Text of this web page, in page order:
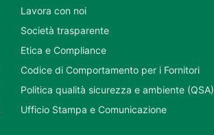
Lavora con noi
Società trasparente
Etica e Compliance
Codice di Comportamento per i Fornitori
Politica qualità sicurezza e ambiente (QSA)
Ufficio Stampa e Comunicazione